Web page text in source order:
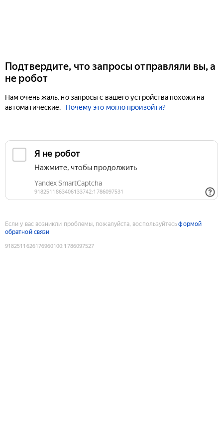
Подтвердите, что запросы отправляли вы, а
не робот
Нам очень жаль, но запросы с вашего устройства похожи на
автоматические.
Почему это могло произойти?
Если у вас возникли проблемы, пожалуйста, воспользуйтесьформой
обратной связи
9182511626176960100:1786097527